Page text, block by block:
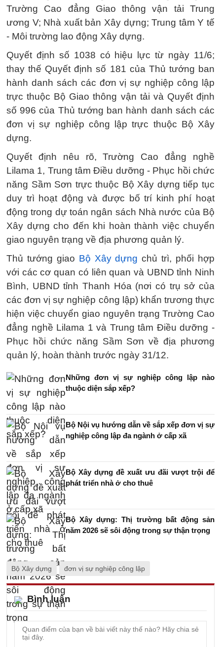
Trường Cao đẳng Giao thông vận tải Trung
ương V; Nhà xuất bản Xây dựng; Trung tâm Y tế
- Môi trường lao động Xây dựng.
Quyết định số 1038 có hiệu lực từ ngày 11/6;
thay thế Quyết định số 181 của Thủ tướng ban
hành danh sách các đơn vị sự nghiệp công lập
trực thuộc Bộ Giao thông vận tải và Quyết định
số 996 của Thủ tướng ban hành danh sách các
đơn vị sự nghiệp công lập trực thuộc Bộ Xây
dựng.
Quyết định nêu rõ, Trường Cao đẳng nghề
Lilama 1, Trung tâm Điều dưỡng - Phục hồi chức
năng Sầm Sơn trực thuộc Bộ Xây dựng tiếp tục
duy trì hoạt động và được bố trí kinh phí hoạt
động trong dự toán ngân sách Nhà nước của Bộ
Xây dựng cho đến khi hoàn thành việc chuyển
giao nguyên trạng về địa phương quản lý.
Thủ tướng giao Bộ Xây dựng chủ trì, phối hợp
với các cơ quan có liên quan và UBND tỉnh Ninh
Bình, UBND tỉnh Thanh Hóa (nơi có trụ sở của
các đơn vị sự nghiệp công lập) khẩn trương thực
hiện việc chuyển giao nguyên trạng Trường Cao
đẳng nghề Lilama 1 và Trung tâm Điều dưỡng -
Phục hồi chức năng Sầm Sơn về địa phương
quản lý, hoàn thành trước ngày 31/12.
Những đơn vị sự nghiệp công lập nào
thuộc diện sắp xếp?
Bộ Nội vụ hướng dẫn về sắp xếp đơn vị sự
nghiệp công lập đa ngành ở cấp xã
Bộ Xây dựng đề xuất ưu đãi vượt trội để
phát triển nhà ở cho thuê
Bộ Xây dựng: Thị trường bất động sản
năm 2026 sẽ sôi động trong sự thận trọng
Bộ Xây dựng đơn vị sự nghiệp công lập
Bình luận